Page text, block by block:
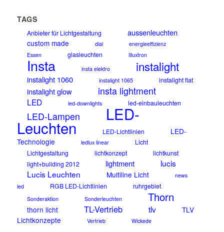
TAGS
Anbieter für Lichtgestaltung aussenleuchten
custom made dial
energieeffizienz
Essen
glasleuchten Illuxtron
Insta insta elektro instalight
instalight 1060 instalight 1065 instalight flat
instalight glow insta lightment
LED led-downlights led-einbauleuchten
LED-Lampen LED-
Leuchten LED-Lichtlinien
LED-
Technologie
ledlux linear
Licht
Lichtgestaltung
lichtkonzept
lichtkunst
light+building 2012
lightment
lucis
Lucis Leuchten
Multiline Licht
news
led
RGB LED-Lichtlinien ruhrgebiet
Sonderaktion Sonderleuchten Thorn
thorn licht TL-Vertrieb tlv
TLV
Lichtkonzepte
Vertrieb Wickede